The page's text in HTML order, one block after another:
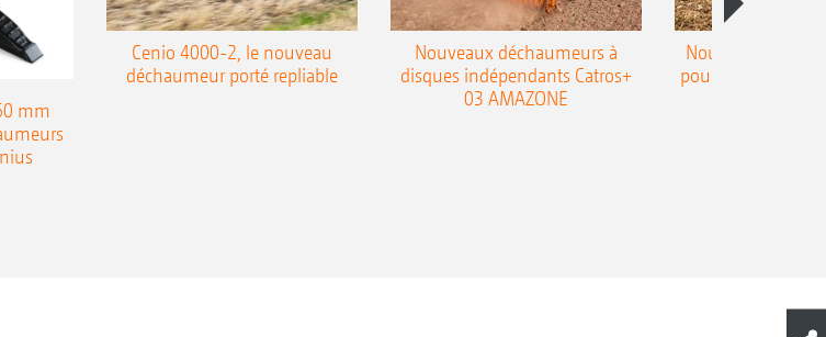
mm
Cenio 4000-2, le nouveau
déchaumeur porté repliable
Nouveaux déchaumeurs à
disques indépendants Catros+
03 AMAZONE
Nouvelle double
pour le